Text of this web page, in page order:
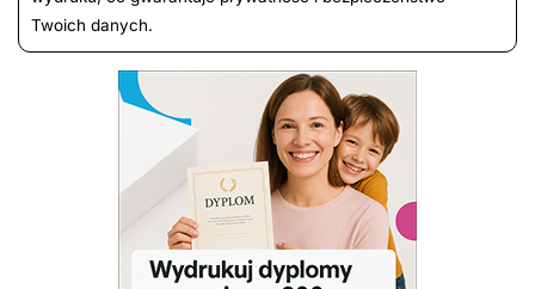
Twoich danych.